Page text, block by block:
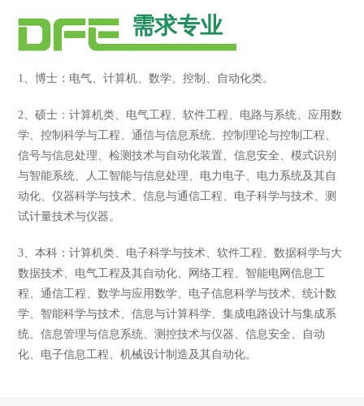
需求专业
1、博士：电气、计算机、数学、控制、自动化类。
2、硕士：计算机类、电气工程、软件工程、电路与系统、应用数
学、控制科学与工程、通信与信息系统、控制理论与控制工程、
信号与信息处理、检测技术与自动化装置、信息安全、模式识别
与智能系统、人工智能与信息处理、电力电子、电力系统及其自
动化、仪器科学与技术、信息与通信工程、电子科学与技术、测
试计量技术与仪器。
3、本科：计算机类、电子科学与技术、软件工程、数据科学与大
数据技术、电气工程及其自动化、网络工程、智能电网信息工
程、通信工程、数学与应用数学、电子信息科学与技术、统计数
学、智能科学与技术、信息与计算科学、集成电路设计与集成系
统、信息管理与信息系统、测控技术与仪器、信息安全、自动
化、电子信息工程、机械设计制造及其自动化。